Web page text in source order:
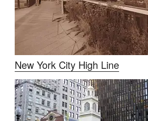
New York City High Line